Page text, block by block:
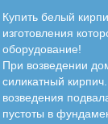
Купить белый
изготовления
оборудование!
При возведении
силикатный
возведения
пустоты в